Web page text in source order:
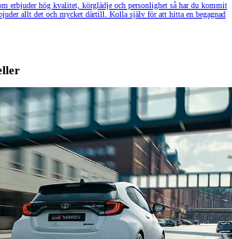
erbjuder hög kvalitet, körglädje och personlighet så har du kommit
allt det och mycket därtill. Kolla själv för att hitta en begagnad